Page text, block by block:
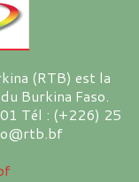
(RTB) est la
Burkina Faso.
Tél : (+226) 25